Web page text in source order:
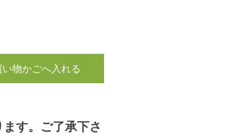
い物かごへ入れる
す。ご了承下さ